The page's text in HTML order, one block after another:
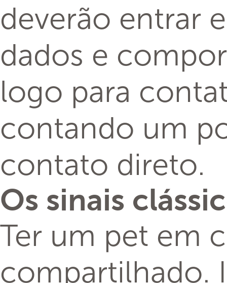
compartilhado.
Mas como
Em busca de
animais,
Pernambuco
conseguiram
ser entendidos
seus tutores.